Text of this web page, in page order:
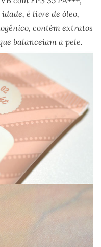
é livre de óleo,
contém extratos
balanceiam a pele.